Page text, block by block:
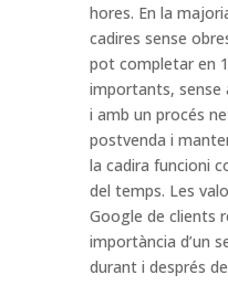
hores. En la
cadires sense
pot completar en
importants, sense
i amb un procés
postvenda i
la cadira funcioni
del temps. Les
Google de clients
importància d’un
durant i després